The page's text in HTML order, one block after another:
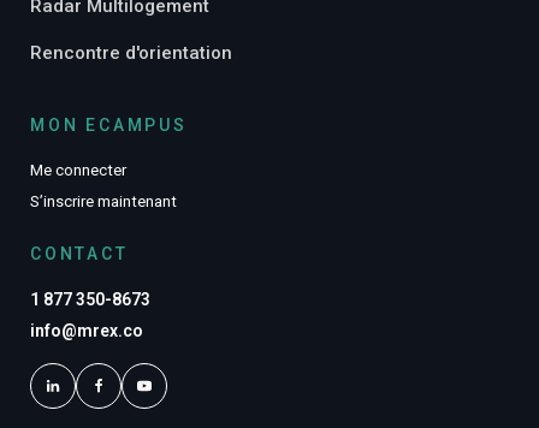
Radar Multilogement
Rencontre d'orientation
MON ECAMPUS
Me connecter
S’inscrire maintenant
CONTACT
1 877 350-8673
info@mrex.co